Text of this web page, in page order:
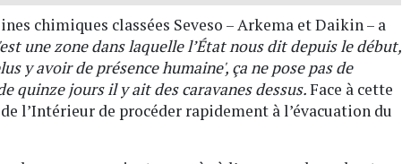
chimiques classées Seveso – Arkema et Daikin – a
une zone dans laquelle l’État nous dit depuis le début,
y avoir de présence humaine', ça ne pose pas de
quinze jours il y ait des caravanes dessus.Face à cette
l’Intérieur de procéder rapidement à l’évacuation du